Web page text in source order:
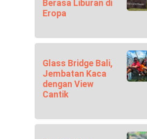
Berasa Liburan di
Eropa
Glass Bridge Bali,
Jembatan Kaca
dengan View
Cantik